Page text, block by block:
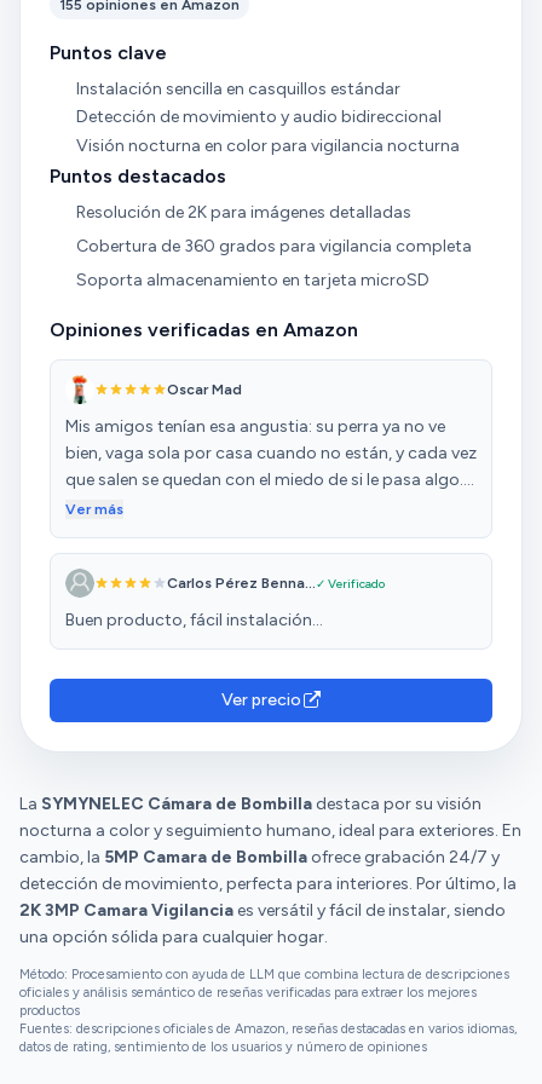
155 opiniones en Amazon
Puntos clave
Instalación sencilla en casquillos estándar
Detección de movimiento y audio bidireccional
Visión nocturna en color para vigilancia nocturna
Puntos destacados
Resolución de 2K para imágenes detalladas
Cobertura de 360 grados para vigilancia completa
Soporta almacenamiento en tarjeta microSD
Opiniones verificadas en Amazon
Oscar Mad
Mis amigos tenían esa angustia: su perra ya no ve
bien, vaga sola por casa cuando no están, y cada vez
que salen se quedan con el miedo de si le pasa algo.
Pensé que esta cámara podía darle paz a esos
dije,... redondo el momento. La montaron frente al
salón, conectada al WiFi, y desde el móvil ya la están
viendo. Podrían observar sus movimientos,
un acierto. Mis amigos están ahora más tranquilos
cuando salimos y no están preguntándose todo el
giro pan de 355° y tilt de 90°, detección de
humanos, visión nocturna a color… o sea, cobertura
casi total. Desde el móvil puedes ver lo que hace el
perrete, hablarle si lo detectas moviéndose, y recibir
alertas si algo extraño ocurre. ✅ Lo que mola Se
instala sin obras: va en el casquillo de bombilla
calidad de imagen (2K) para que las sombras sean
reconocibles. Rotación amplia para cubrir casi todo
el espacio sin ciegos. Detección inteligente de
Ver más
Carlos Pérez Benna...✓ Verificado
Buen producto, fácil instalación...
Ver precio
La SYMYNELEC Cámara de Bombilla destaca por su visión
nocturna a color y seguimiento humano, ideal para exteriores. En
cambio, la 5MP Camara de Bombilla ofrece grabación 24/7 y
detección de movimiento, perfecta para interiores. Por último, la
2K 3MP Camara Vigilancia es versátil y fácil de instalar, siendo
una opción sólida para cualquier hogar.
Método: Procesamiento con ayuda de LLM que combina lectura de descripciones
oficiales y análisis semántico de reseñas verificadas para extraer los mejores
productos
Fuentes: descripciones oficiales de Amazon, reseñas destacadas en varios idiomas,
datos de rating, sentimiento de los usuarios y número de opiniones